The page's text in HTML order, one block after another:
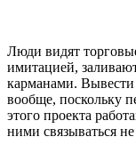
Люди видят
имитацией,
карманами. Вывести
вообще, поскольку
этого проекта
ними связываться не